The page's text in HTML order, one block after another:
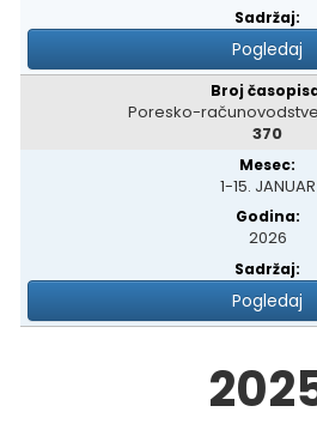
Pogledaj
Poresko-
370
1-15. JANUAR
2026
Pogledaj